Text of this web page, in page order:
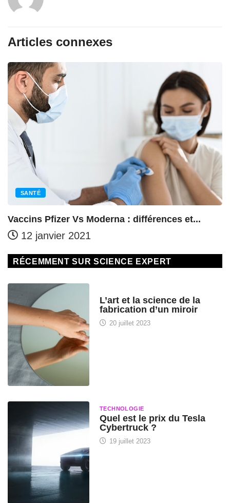
Articles connexes
Pfizer Vs Moderna : différences et...
janvier 2021
RÉCEMMENT SUR SCIENCE EXPERT
L’art et la science de la
fabrication d’un miroir
20 juillet 2023
TECHNOLOGIE
Quel est le prix du Tesla
Cybertruck ?
19 juillet 2023